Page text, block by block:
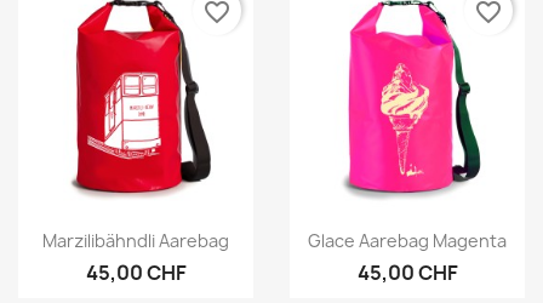
Vorschau
Marzilibähndli Aarebag
45,00 CHF
favorite_border
Vorschau
Glace Aarebag Magenta
45,00 CHF
favorite_border